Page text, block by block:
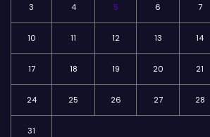
3 4 5 6 7
10 11 12 13 14
17 18 19 20 21
24 25 26 27 28
31